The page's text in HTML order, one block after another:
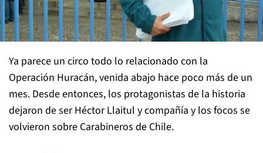
Ya parece un circo todo lo relacionado con la
Operación Huracán, venida abajo hace poco más de un
mes. Desde entonces, los protagonistas de la historia
dejaron de ser Héctor Llaitul y compañía y los focos se
volvieron sobre Carabineros de Chile.